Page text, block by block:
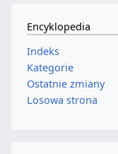
Encyklopedia
Indeks
Kategorie
Ostatnie zmiany
Losowa strona